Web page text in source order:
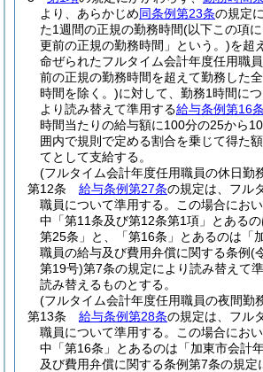
より、あらかじめ同条例第23条の規定
た1週間の正規の勤務時間(以下この項
更前の正規の勤務時間」という。)を超
命ぜられたフルタイム会計年度任用職
前の正規の勤務時間を超えて勤務した
時間を除く。)に対して、勤務1時間につ
より読み替えて準用する給与条例第16条
時間当たりの給与額に100分の25から
囲内で規則で定める割合を乗じて得た
てとして支給する。
(フルタイム会計年度任用職員の休日勤
第12条
給与条例第27条の規定は、フル
職員について準用する。
この場合におい
中「第11条及び第12条第1項」とある
第25条」と、「第16条」とあるのは「
職員の給与及び費用弁償に関する条例(
第19号)第7条の規定により読み替えて
読み替えるものとする。
(フルタイム会計年度任用職員の夜間勤
第13条
給与条例第28条の規定は、フル
職員について準用する。
この場合におい
中「第16条」とあるのは「加東市会計
及び費用弁償に関する条例第7条の規定